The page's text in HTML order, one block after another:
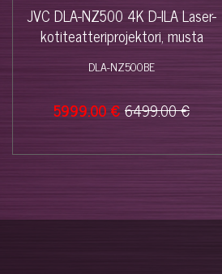
JVC DLA-NZ500 4K D-ILA Laser-
kotiteatteriprojektori, musta
DLA-NZ500BE
5999.00 € 6499.00 €